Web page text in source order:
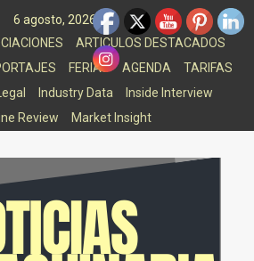
6 agosto, 2026
ARTICULOS DESTACADOS
FERIAS AGENDA
TARIFAS
Industry Data
Inside Interview
Review
Market Insight